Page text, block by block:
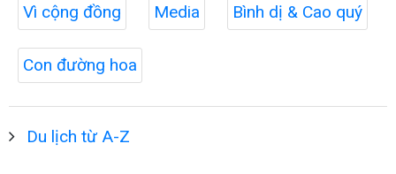
Vì cộng đồng Media Bình dị & Cao quý
Con đường hoa
Du lịch từ A-Z